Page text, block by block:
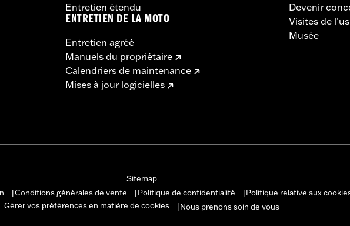
Entretien étendu
ENTRETIEN DE LA MOTO
Entretien agréé
Manuels du propriétaire
Calendriers de maintenance
Mises à jour logicielles
Devenir
Visites de
Musée
Sitemap
Conditions générales de vente Politique de confidentialité Politique relative aux
Gérer vos préférences en matière de cookies
Nous prenons soin de vous